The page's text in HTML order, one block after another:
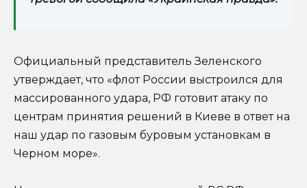
Официальный представитель Зеленского
утверждает, что «флот России выстроился для
массированного удара, РФ готовит атаку по
центрам принятия решений в Киеве в ответ на
наш удар по газовым буровым установкам в
Черном море».